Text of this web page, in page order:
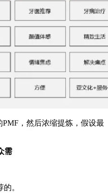
，然后浓缩提炼，假设最
需
。